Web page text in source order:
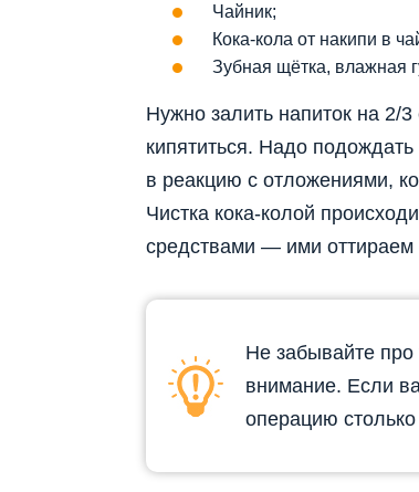
Чайник;
Кока-кола от накипи в
Зубная щётка, влажная
Нужно залить напиток на 2/
кипятиться. Надо
в реакцию с отложениями,
Чистка кока-колой
средствами — ими оттираем
Не забывайте
внимание. Если
операцию